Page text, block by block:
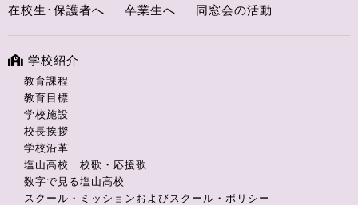
在校生･保護者へ
卒業生へ 同窓会の活動
学校紹介
教育課程
教育目標
学校施設
校長挨拶
学校沿革
塩山高校 校歌・応援歌
数字で見る塩山高校
スクール・ミッションおよびスクール・ポリシー